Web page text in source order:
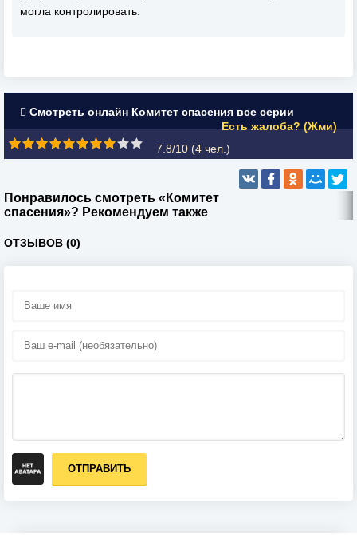
могла контролировать.
Смотреть онлайн Комитет спасения все серии
Есть жалоба? (Жми)
7.8/10 (4 чел.)
Понравилось смотреть «Комитет
спасения»? Рекомендуем также
ОТЗЫВОВ (0)
ОТПРАВИТЬ